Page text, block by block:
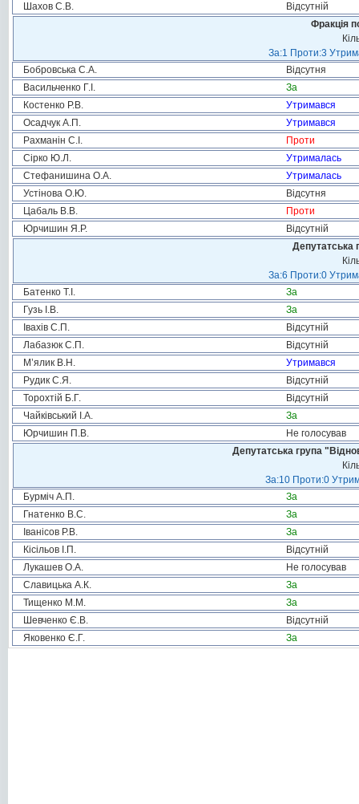
Шахов С.В.
Відсутній
Фракція
За:1 Проти:3
Бобровська С.А.
Відсутня
Васильченко Г.І.
За
Костенко Р.В.
Утримався
Осадчук А.П.
Утримався
Рахманін С.І.
Проти
Сірко Ю.Л.
Утрималась
Стефанишина О.А.
Утрималась
Устінова О.Ю.
Відсутня
Цабаль В.В.
Проти
Юрчишин Я.Р.
Відсутній
Депутатська
За:6 Проти:0
Батенко Т.І.
За
Гузь І.В.
За
Івахів С.П.
Відсутній
Лабазюк С.П.
Відсутній
М’ялик В.Н.
Утримався
Рудик С.Я.
Відсутній
Торохтій Б.Г.
Відсутній
Чайківський І.А.
За
Юрчишин П.В.
Не голосував
Депутатська група
За:10 Проти:0
Бурміч А.П.
За
Гнатенко В.С.
За
Іванісов Р.В.
За
Кісільов І.П.
Відсутній
Лукашев О.А.
Не голосував
Славицька А.К.
За
Тищенко М.М.
За
Шевченко Є.В.
Відсутній
Яковенко Є.Г.
За